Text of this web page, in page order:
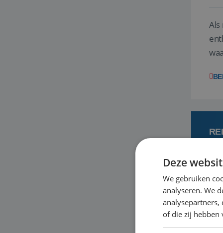
Als
om
Deze
We gebruiken
analyseren. We
of die zij